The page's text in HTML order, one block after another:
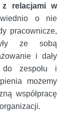
z relacjami w
o nie
pracownicze,
ze sobą
i dały
do zespołu i
możemy
współpracę